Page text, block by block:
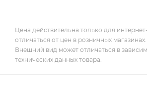
Цена действительна только для
отличаться от цен в розничных магазинах.
Внешний вид может отличаться в
технических данных товара.